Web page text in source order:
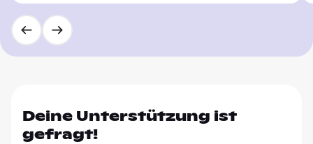
Deine Unterstützung ist
gefragt!